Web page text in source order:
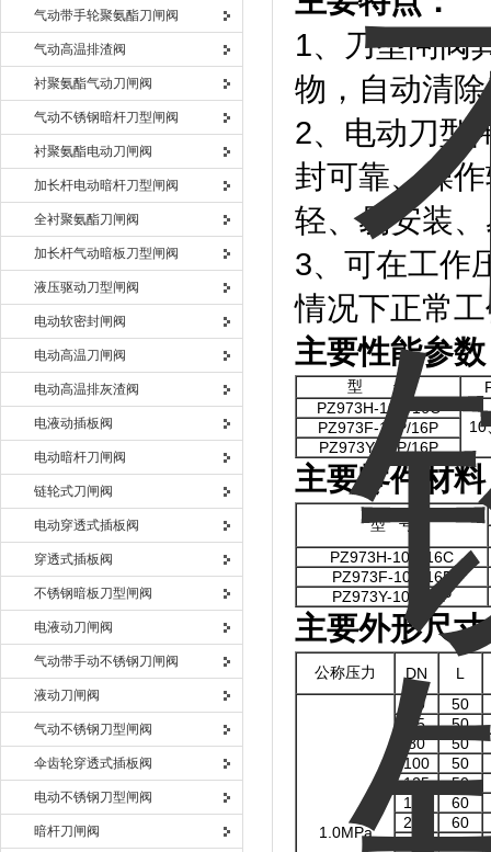
气动带手轮聚氨酯刀闸阀
气动高温排渣阀
衬聚氨酯气动刀闸阀
气动不锈钢暗杆刀型闸阀
衬聚氨酯电动刀闸阀
加长杆电动暗杆刀型闸阀
全衬聚氨酯刀闸阀
加长杆气动暗板刀型闸阀
液压驱动刀型闸阀
电动软密封闸阀
电动高温刀闸阀
电动高温排灰渣阀
电液动插板阀
电动暗杆刀闸阀
链轮式刀闸阀
电动穿透式插板阀
穿透式插板阀
不锈钢暗板刀型闸阀
电液动刀闸阀
气动带手动不锈钢刀闸阀
液动刀闸阀
气动不锈钢刀型闸阀
伞齿轮穿透式插板阀
电动不锈钢刀型闸阀
暗杆刀闸阀
1、刀型闸阀
物，自动清
2、电动刀型
封可靠、操
轻、易安装
3、可在工作
情况下正常
主要性能参
型 号
PZ973H-10C/16C
10
PZ973F-10P/16P
PZ973Y-10P/16P
主要零件材
型 号
PZ973H-10C/16C
PZ973F-10P/16P
PZ973Y-10P/16P
主要外形尺
公称压力 DN L
1.0MPa
50
50
65
50
80
50
100
50
125
50
150
60
200
60
250
70